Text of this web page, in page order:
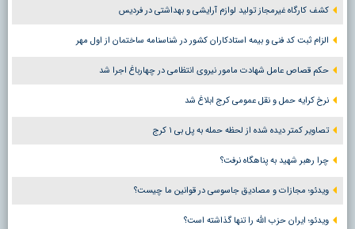
کشف کارگاه غیرمجاز تولید لوازم آرایشی و بهداشتی در فردیس
الزام ثبت کد فنی و بیمه استادکاران کشور در شناسنامه ساختمان از اول مهر
حکم قصاص عامل شهادت مامور نیروی انتظامی در چهارباغ اجرا شد
نرخ کرایه حمل و نقل عمومی کرج ابلاغ شد
تصاویر کمتر دیده شده از لحظه حمله به پل بی ۱ کرج
چرا رهبر شهید به پناهگاه نرفت؟
ویدئو؛ مجازات و مصادیق جاسوسی در قوانین ما چیست؟
ویدئو؛ ایران حزب الله را تنها گذاشته است؟